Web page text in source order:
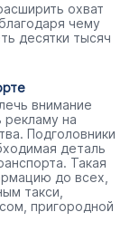
охват
чему
десятки тысяч
внимание
рекламу на
Подголовники
деталь
Такая
до всех,
такси,
пригородной